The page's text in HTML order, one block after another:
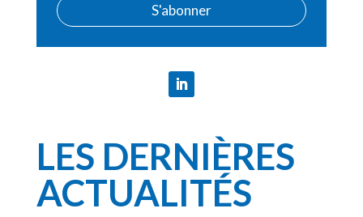
S'abonner
LES DERNIÈRES
ACTUALITÉS